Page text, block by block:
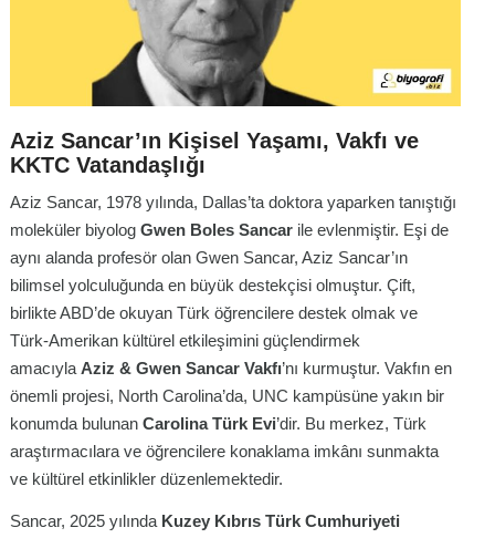
Aziz Sancar’ın Kişisel Yaşamı, Vakfı ve
KKTC Vatandaşlığı
Aziz Sancar, 1978 yılında, Dallas’ta doktora yaparken tanıştığı
moleküler biyolog Gwen Boles Sancar ile evlenmiştir. Eşi de
aynı alanda profesör olan Gwen Sancar, Aziz Sancar’ın
bilimsel yolculuğunda en büyük destekçisi olmuştur. Çift,
birlikte ABD’de okuyan Türk öğrencilere destek olmak ve
Türk-Amerikan kültürel etkileşimini güçlendirmek
amacıyla Aziz & Gwen Sancar Vakfı’nı kurmuştur. Vakfın en
önemli projesi, North Carolina’da, UNC kampüsüne yakın bir
konumda bulunan Carolina Türk Evi’dir. Bu merkez, Türk
araştırmacılara ve öğrencilere konaklama imkânı sunmakta
ve kültürel etkinlikler düzenlemektedir.
Sancar, 2025 yılında Kuzey Kıbrıs Türk Cumhuriyeti